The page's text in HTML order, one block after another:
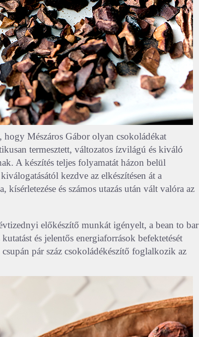
Mészáros Gábor olyan csokoládékat
termesztett, változatos ízvilágú és kiváló
A készítés teljes folyamatát házon belül
kezdve az elkészítésen át a
kísérletezése és számos utazás után vált valóra az
előkészítő munkát igényelt, a bean to bar
és jelentős energiaforrások befektetését
pár száz csokoládékészítő foglalkozik az